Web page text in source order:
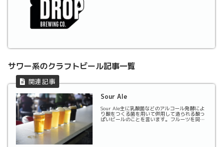
サワー系のクラフトビール記事一覧
Sour Ale
Sour Ale主に乳酸菌などのアルコール発酵によ
り酸をつくる菌を用いて併用して造られる酸っ
ぱいビールのことを言います。フルーツを同時